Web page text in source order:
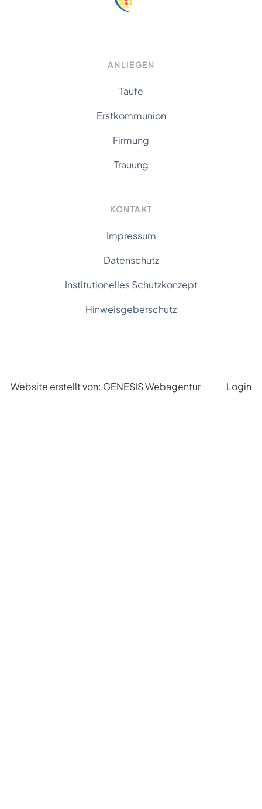
ANLIEGEN
Taufe
Erstkommunion
Firmung
Trauung
KONTAKT
Impressum
Datenschutz
Institutionelles Schutzkonzept
Hinweisgeberschutz
Website erstellt von: GENESIS Webagentur Login